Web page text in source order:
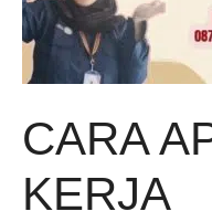
CARA
KERJA